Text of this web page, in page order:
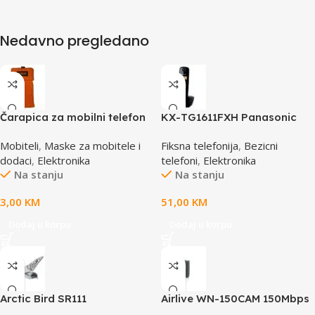
Nedavno pregledano
Čarapica za mobilni telefon
65x100mm
Mobiteli, Maske za mobitele i
dodaci, Elektronika
Na stanju
3,00 KM
KX-TG1611FXH Panasonic
Fiksna telefonija, Bezicni
telefoni, Elektronika
Na stanju
51,00 KM
Arctic Bird SR111
Airlive WN-150CAM 150Mbps